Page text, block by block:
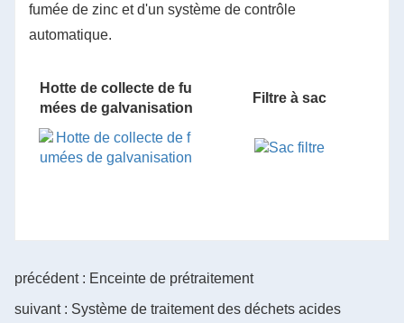
fumée de zinc et d'un système de contrôle
automatique.
Hotte de collecte de fu
mées de galvanisation
Filtre à sac
précédent : Enceinte de prétraitement
suivant : Système de traitement des déchets acides